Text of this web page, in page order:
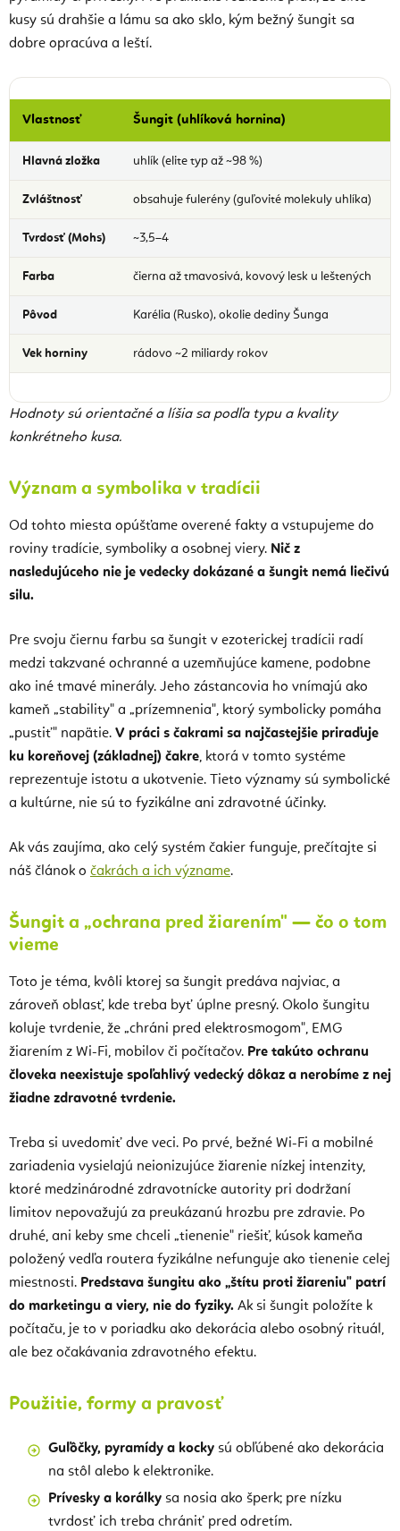
kusy sú drahšie a lámu sa ako sklo, kým bežný šungit sa
dobre opracúva a leští.
Vlastnosť Šungit (uhlíková hornina)
Hlavná zložka uhlík (elite typ až ~98 %)
Zvláštnosť obsahuje fulerény (guľovité molekuly uhlíka)
Tvrdosť (Mohs) ~3,5–4
Farba čierna až tmavosivá, kovový lesk u leštených
Pôvod Karélia (Rusko), okolie dediny Šunga
Vek horniny rádovo ~2 miliardy rokov
Hodnoty sú orientačné a líšia sa podľa typu a kvality
konkrétneho kusa.
Význam a symbolika v tradícii
Od tohto miesta opúšťame overené fakty a vstupujeme do
roviny tradície, symboliky a osobnej viery. Nič z
nasledujúceho nie je vedecky dokázané a šungit nemá liečivú
silu.
Pre svoju čiernu farbu sa šungit v ezoterickej tradícii radí
medzi takzvané ochranné a uzemňujúce kamene, podobne
ako iné tmavé minerály. Jeho zástancovia ho vnímajú ako
kameň „stability" a „prízemnenia", ktorý symbolicky pomáha
„pustiť" napätie. V práci s čakrami sa najčastejšie priraďuje
ku koreňovej (základnej) čakre, ktorá v tomto systéme
reprezentuje istotu a ukotvenie. Tieto významy sú symbolické
a kultúrne, nie sú to fyzikálne ani zdravotné účinky.
Ak vás zaujíma, ako celý systém čakier funguje, prečítajte si
náš článok o čakrách a ich význame.
Šungit a „ochrana pred žiarením" — čo o tom
vieme
Toto je téma, kvôli ktorej sa šungit predáva najviac, a
zároveň oblasť, kde treba byť úplne presný. Okolo šungitu
koluje tvrdenie, že „chráni pred elektrosmogom", EMG
žiarením z Wi-Fi, mobilov či počítačov. Pre takúto ochranu
človeka neexistuje spoľahlivý vedecký dôkaz a nerobíme z nej
žiadne zdravotné tvrdenie.
Treba si uvedomiť dve veci. Po prvé, bežné Wi-Fi a mobilné
zariadenia vysielajú neionizujúce žiarenie nízkej intenzity,
ktoré medzinárodné zdravotnícke autority pri dodržaní
limitov nepovažujú za preukázanú hrozbu pre zdravie. Po
druhé, ani keby sme chceli „tienenie" riešiť, kúsok kameňa
položený vedľa routera fyzikálne nefunguje ako tienenie celej
miestnosti. Predstava šungitu ako „štítu proti žiareniu" patrí
do marketingu a viery, nie do fyziky. Ak si šungit položíte k
počítaču, je to v poriadku ako dekorácia alebo osobný rituál,
ale bez očakávania zdravotného efektu.
Použitie, formy a pravosť
Guľôčky, pyramídy a kocky sú obľúbené ako dekorácia
na stôl alebo k elektronike.
Prívesky a korálky sa nosia ako šperk; pre nízku
tvrdosť ich treba chrániť pred odretím.